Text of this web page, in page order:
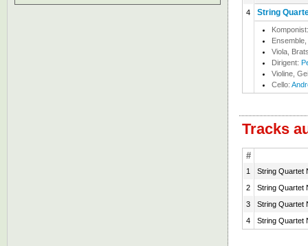
4 String
Viola,
Dirigent:
Violine,
Cello:
Tracks
#
1
String Quartet
2
String Quartet
3
String Quartet
4
String Quartet